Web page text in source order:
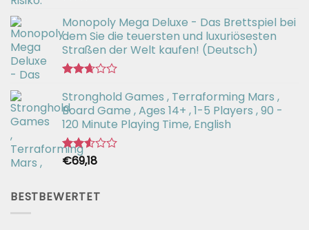
mit
2.66
von 5
Monopoly Mega Deluxe - Das Brettspiel bei
dem Sie die teuersten und luxuriösesten
Straßen der Welt kaufen! (Deutsch)
mit
2.64
von 5
Stronghold Games , Terraforming Mars ,
Board Game , Ages 14+ , 1-5 Players , 90 -
120 Minute Playing Time, English
Bewertet
von 5
€69,18
BESTBEWERTET